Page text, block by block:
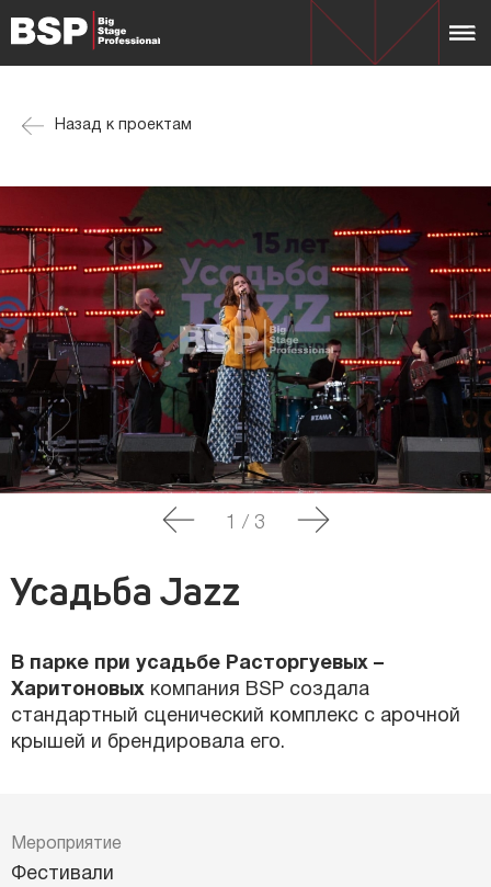
Назад к проектам
1 / 3
Усадьба Jazz
В парке при усадьбе Расторгуевых –
Харитоновых компания BSP создала
стандартный сценический комплекс с арочной
крышей и брендировала его.
Мероприятие
Фестивали